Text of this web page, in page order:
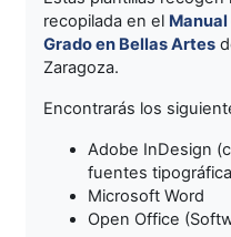
recopilada en el Manual
Grado en Bellas Artes
Zaragoza.
Encontrarás los
Adobe InDesign
fuentes
Microsoft Word
Open Office